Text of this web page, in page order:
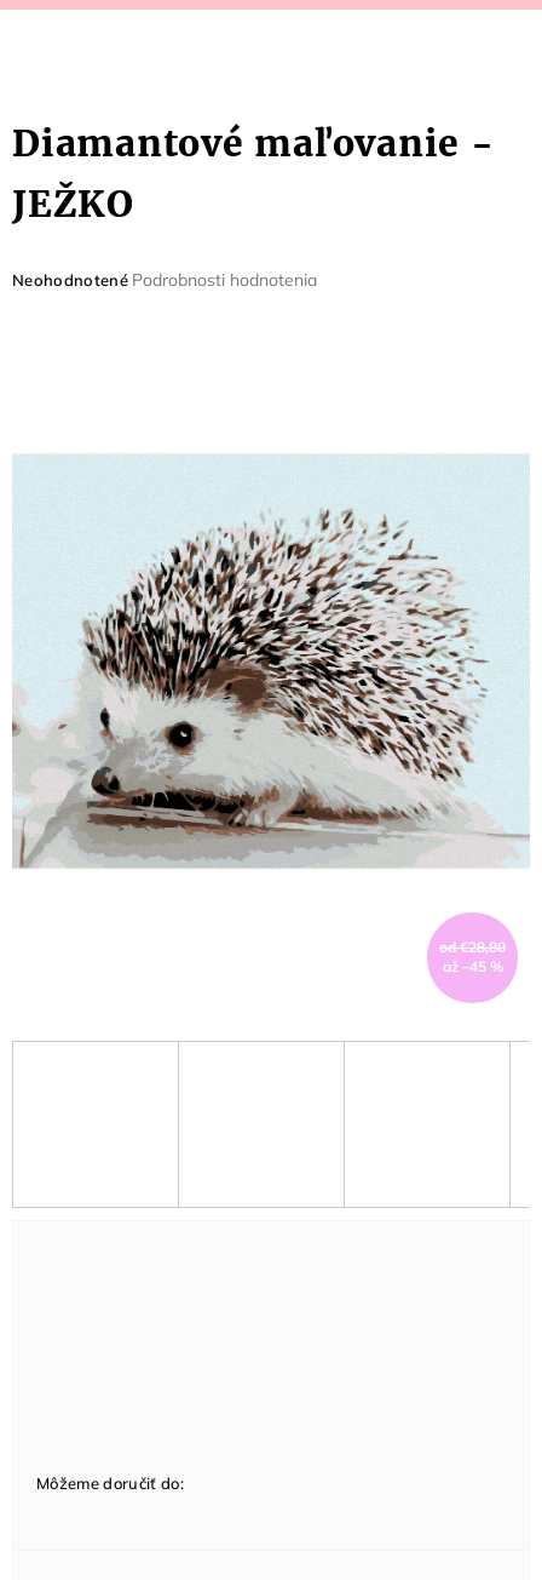
Diamantové maľovanie -
JEŽKO
Priemerné
Neohodnotené Podrobnosti hodnotenia
od €28,80
až –45 %
Môžeme doručiť do: